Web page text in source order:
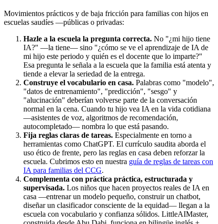
Movimientos prácticos y de baja fricción para familias con hijos en
escuelas saudíes —públicas o privadas:
Hazle a la escuela la pregunta correcta. No "¿mi hijo tiene
IA?" —la tiene— sino "¿cómo se ve el aprendizaje de IA de
mi hijo este periodo y quién es el docente que lo imparte?"
Esa pregunta le señala a la escuela que la familia está atenta y
tiende a elevar la seriedad de la entrega.
Construye el vocabulario en casa. Palabras como "modelo",
"datos de entrenamiento", "predicción", "sesgo" y
"alucinación" deberían volverse parte de la conversación
normal en la cena. Cuando tu hijo vea IA en la vida cotidiana
—asistentes de voz, algoritmos de recomendación,
autocompletado— nombra lo que está pasando.
Fija reglas claras de tareas. Especialmente en torno a
herramientas como ChatGPT. El currículo saudita aborda el
uso ético de frente, pero las reglas en casa deben reforzar la
escuela. Cubrimos esto en nuestra guía de reglas de tareas con
IA para familias del CCG.
Complementa con práctica práctica, estructurada y
supervisada. Los niños que hacen proyectos reales de IA en
casa —entrenar un modelo pequeño, construir un chatbot,
diseñar un clasificador consciente de la equidad— llegan a la
escuela con vocabulario y confianza sólidos. LittleAIMaster,